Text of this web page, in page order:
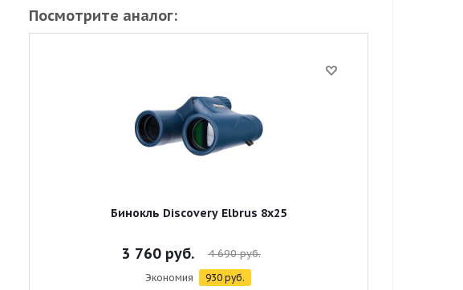
Посмотрите аналог:
Бинокль Discovery Elbrus 8x25
3 760 руб. 4 690руб.
Экономия 930 руб.